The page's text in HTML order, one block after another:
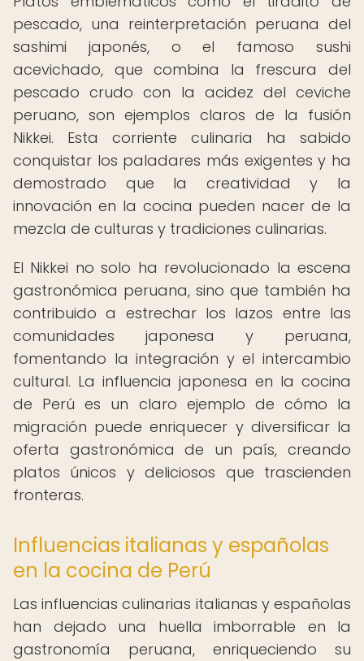
pescado, una reinterpretación peruana del
sashimi japonés, o el famoso sushi
acevichado, que combina la frescura del
pescado crudo con la acidez del ceviche
peruano, son ejemplos claros de la fusión
Nikkei. Esta corriente culinaria ha sabido
conquistar los paladares más exigentes y ha
demostrado que la creatividad y la
innovación en la cocina pueden nacer de la
mezcla de culturas y tradiciones culinarias.
El Nikkei no solo ha revolucionado la escena
gastronómica peruana, sino que también ha
contribuido a estrechar los lazos entre las
comunidades japonesa y peruana,
fomentando la integración y el intercambio
cultural. La influencia japonesa en la cocina
de Perú es un claro ejemplo de cómo la
migración puede enriquecer y diversificar la
oferta gastronómica de un país, creando
platos únicos y deliciosos que trascienden
fronteras.
Influencias italianas y españolas
en la cocina de Perú
Las influencias culinarias italianas y españolas
han dejado una huella imborrable en la
gastronomía peruana, enriqueciendo su